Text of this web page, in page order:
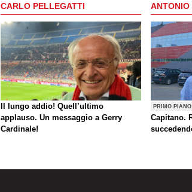
un giorno?
CARLO PELLEGATTI
Il lungo addio! Quell’ultimo
applauso. Un messaggio a Gerry
Cardinale!
PRIMO PIANO
Capitano.